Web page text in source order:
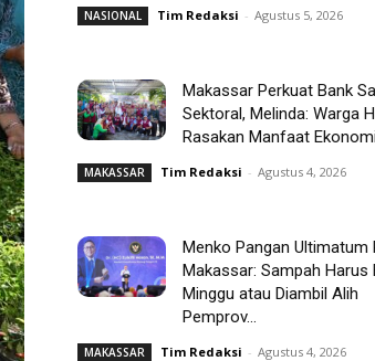
NASIONAL Tim Redaksi - Agustus 5, 2026
Makassar Perkuat Bank
Sektoral, Melinda: Warga
Rasakan Manfaat Ekonomi
MAKASSAR Tim Redaksi - Agustus 4, 2026
Menko Pangan Ultimatum
Makassar: Sampah Harus
Minggu atau Diambil Alih
Pemprov...
MAKASSAR Tim Redaksi - Agustus 4, 2026